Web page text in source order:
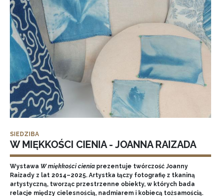
SIEDZIBA
W MIĘKKOŚCI CIENIA - JOANNA RAIZADA
Wystawa W miękkości cieniaprezentuje twórczość Joanny
Raizady z lat 2014–2025. Artystka łączy fotografię z tkaniną
artystyczną, tworząc przestrzenne obiekty, w których bada
relacje między cielesnością, nadmiarem i kobiecą tożsamością.